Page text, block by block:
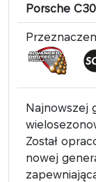
Porsche
Najnowszej
Został
nowej